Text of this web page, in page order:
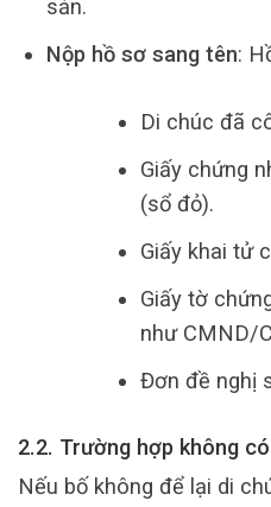
sản.
Nộp hồ sơ sang tên:
Di chúc đã
Giấy chứng
(sổ đỏ).
Giấy khai tử
Giấy tờ
như CMND/
Đơn đề nghị
2.2. Trường hợp không
Nếu bố không để lại di